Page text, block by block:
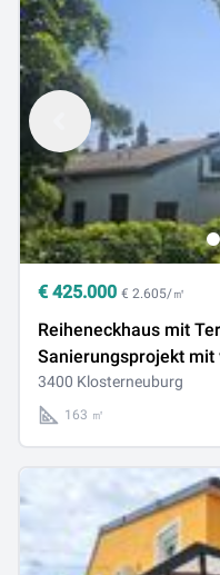
€ 425.000 € 2.605/㎡
Reiheneckhaus mit
Sanierungsprojekt mit
3400 Klosterneuburg
163 ㎡